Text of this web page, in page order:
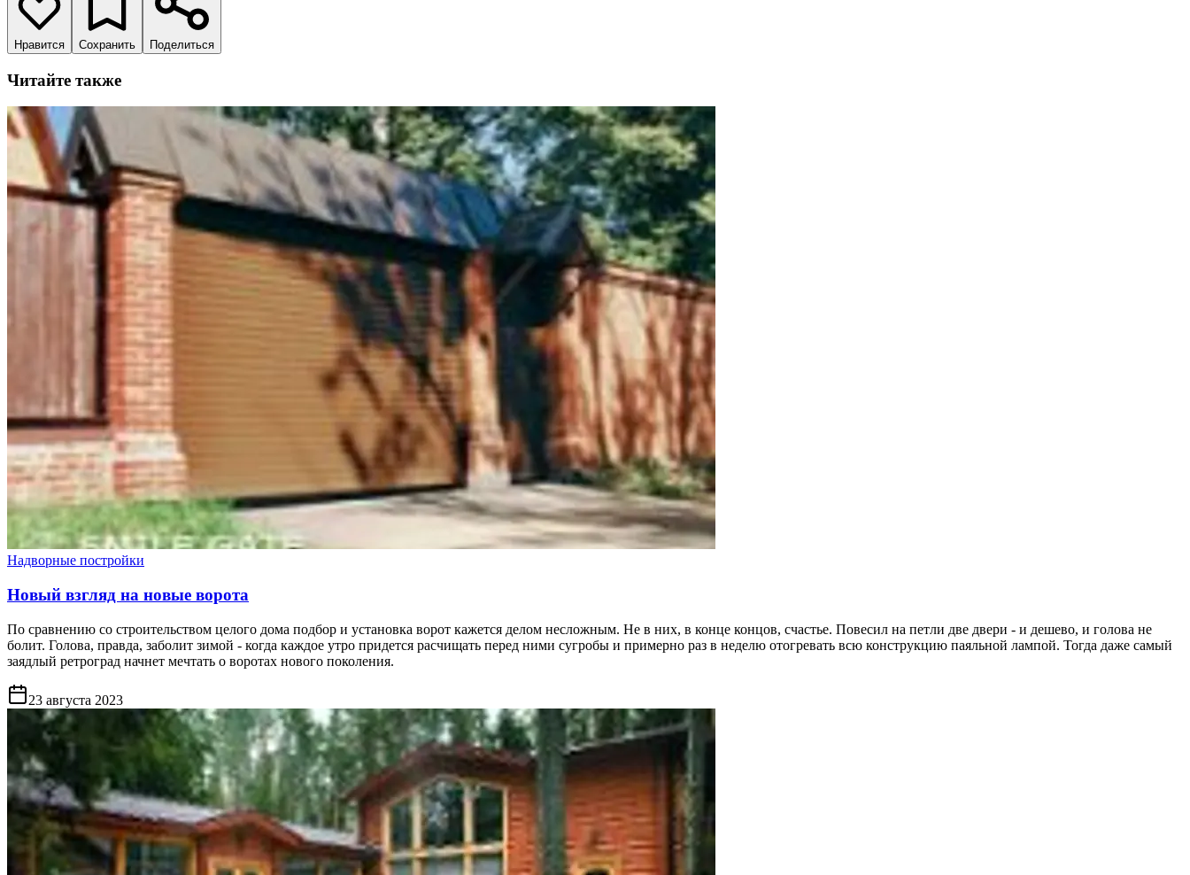
Нравится Сохранить Поделиться
Читайте также
Надворные постройки
Новый взгляд на новые ворота
По сравнению со строительством целого дома подбор и установка ворот кажется делом несложным. Не в них, в конце концов, счастье. Повесил на петли две двери - и дешево, и голова не
болит. Голова, правда, заболит зимой - когда каждое утро придется расчищать перед ними сугробы и примерно раз в неделю отогревать всю конструкцию паяльной лампой. Тогда даже самый
заядлый ретроград начнет мечтать о воротах нового поколения.
23 августа 2023